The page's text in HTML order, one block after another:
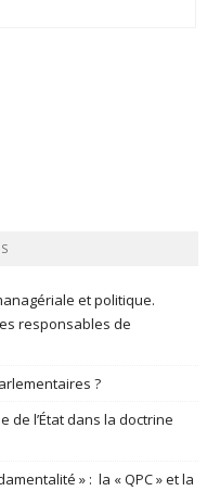
et politique.
responsables de
?
de l’État dans la doctrine
» : la « QPC » et la